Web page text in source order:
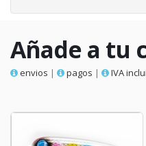
Añade a tu
envios | pagos | IVA